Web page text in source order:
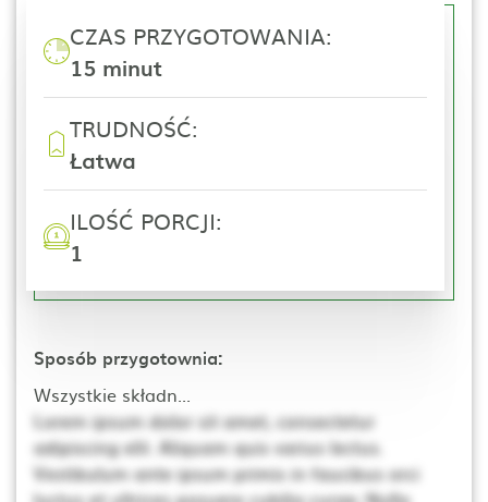
CZAS PRZYGOTOWANIA:
15 minut
TRUDNOŚĆ:
Łatwa
ILOŚĆ PORCJI:
1
Sposób przygotownia:
Wszystkie składn...
Lorem ipsum dolor sit amet, consectetur
adipiscing elit. Aliquam quis varius lectus.
Vestibulum ante ipsum primis in faucibus orci